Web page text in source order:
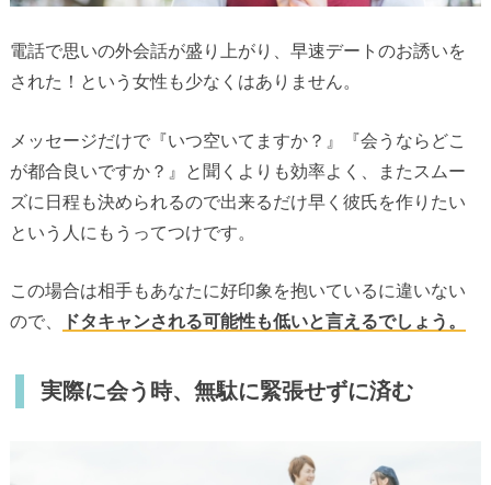
電話で思いの外会話が盛り上がり、早速デートのお誘いを
された！という女性も少なくはありません。
メッセージだけで『いつ空いてますか？』『会うならどこ
が都合良いですか？』と聞くよりも効率よく、またスムー
ズに日程も決められるので出来るだけ早く彼氏を作りたい
という人にもうってつけです。
この場合は相手もあなたに好印象を抱いているに違いない
ので、
ドタキャンされる可能性も低いと言えるでしょう。
実際に会う時、無駄に緊張せずに済む